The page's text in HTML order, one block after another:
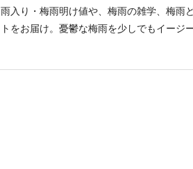
雨入り・梅雨明け値や、梅雨の雑学、梅雨
トをお届け。憂鬱な梅雨を少しでもイージ